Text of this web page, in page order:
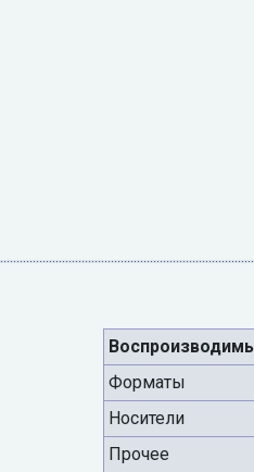
Форматы
Носители
Прочее